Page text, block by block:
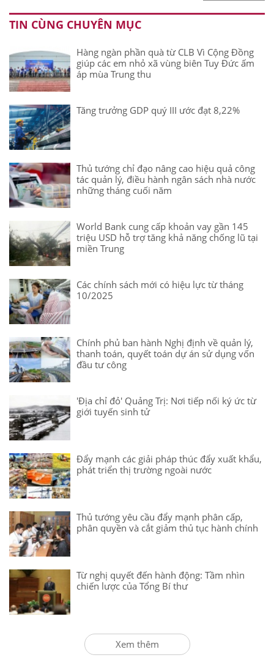
TIN CÙNG CHUYÊN MỤC
Hàng ngàn phần quà từ CLB Vì Cộng Đồng
giúp các em nhỏ xã vùng biên Tuy Đức ấm
áp mùa Trung thu
Tăng trưởng GDP quý III ước đạt 8,22%
Thủ tướng chỉ đạo nâng cao hiệu quả công
tác quản lý, điều hành ngân sách nhà nước
những tháng cuối năm
World Bank cung cấp khoản vay gần 145
triệu USD hỗ trợ tăng khả năng chống lũ tại
miền Trung
Các chính sách mới có hiệu lực từ tháng
10/2025
Chính phủ ban hành Nghị định về quản lý,
thanh toán, quyết toán dự án sử dụng vốn
đầu tư công
'Địa chỉ đỏ' Quảng Trị: Nơi tiếp nối ký ức từ
giới tuyến sinh tử
Đẩy mạnh các giải pháp thúc đẩy xuất khẩu,
phát triển thị trường ngoài nước
Thủ tướng yêu cầu đẩy mạnh phân cấp,
phân quyền và cắt giảm thủ tục hành chính
Từ nghị quyết đến hành động: Tầm nhìn
chiến lược của Tổng Bí thư
Xem thêm